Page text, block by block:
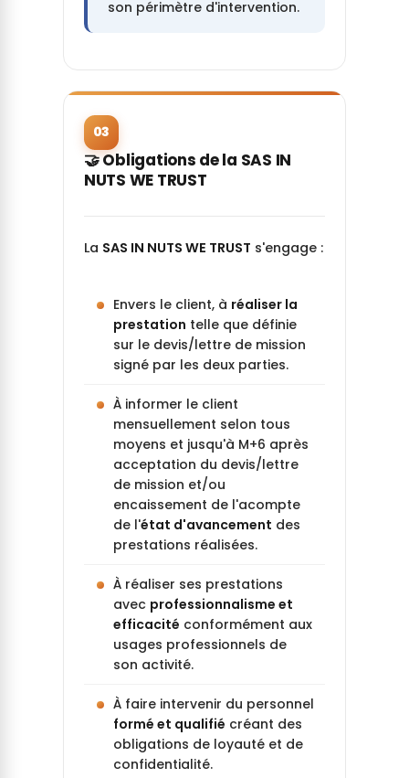
son périmètre d'intervention.
03
🤝 Obligations de la SAS IN
NUTS WE TRUST
La SAS IN NUTS WE TRUST s'engage :
Envers le client, à réaliser la
prestation telle que définie
sur le devis/lettre de mission
signé par les deux parties.
À informer le client
mensuellement selon tous
moyens et jusqu'à M+6 après
acceptation du devis/lettre
de mission et/ou
encaissement de l'acompte
de l'état d'avancement des
prestations réalisées.
À réaliser ses prestations
avec professionnalisme et
efficacité conformément aux
usages professionnels de
son activité.
À faire intervenir du personnel
formé et qualifié créant des
obligations de loyauté et de
confidentialité.